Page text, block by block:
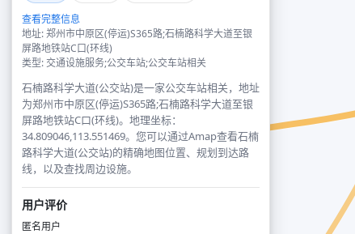
查看完整信息
地址: 郑州市中原区(停运)S365路;石楠路科学大道至银
屏路地铁站C口(环线)
类型: 交通设施服务;公交车站;公交车站相关
石楠路科学大道(公交站)是一家公交车站相关，地址
为郑州市中原区(停运)S365路;石楠路科学大道至银
屏路地铁站C口(环线)。地理坐标：
34.809046,113.551469。您可以通过Amap查看石楠
路科学大道(公交站)的精确地图位置、规划到达路
线，以及查找周边设施。
用户评价
匿名用户